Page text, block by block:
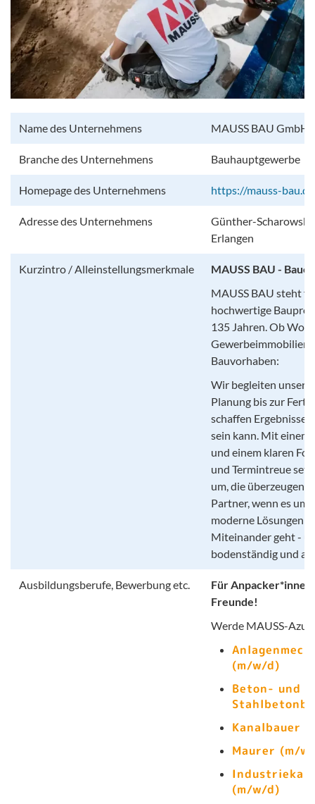
Name des Unternehmens MAUSS BAU GmbH
Branche des Unternehmens Bauhauptgewerbe
Homepage des Unternehmens https://mauss-bau.de
Adresse des Unternehmens
Günther-
Erlangen
Kurzintro / Alleinstellungsmerkmale
MAUSS BAU -
MAUSS BAU steht
hochwertige
135 Jahren. Ob
Gewerbeimmobilien
Bauvorhaben:
Wir begleiten unsere
Planung bis zur
schaffen Ergebnisse,
sein kann. Mit einem
und einem klaren
und Termintreue
um, die
Partner, wenn es um
moderne Lösungen
Miteinander geht -
bodenständig und
Ausbildungsberufe, Bewerbung etc.
Für
Freunde!
Werde MAUSS-
(m/w/d)
Beton- und
Kanalbauer
Maurer (m/
(m/w/d)